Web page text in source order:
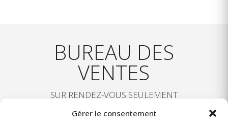
Gérer le consentement
BUREAU DES
VENTES
SUR RENDEZ-VOUS SEULEMENT